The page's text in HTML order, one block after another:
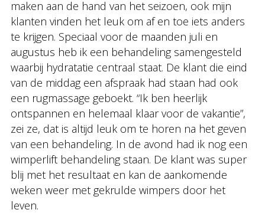
maken aan de hand van het seizoen, ook mijn
klanten vinden het leuk om af en toe iets anders
te krijgen. Speciaal voor de maanden juli en
augustus heb ik een behandeling samengesteld
waarbij hydratatie centraal staat. De klant die eind
van de middag een afspraak had staan had ook
een rugmassage geboekt. “Ik ben heerlijk
ontspannen en helemaal klaar voor de vakantie”,
zei ze, dat is altijd leuk om te horen na het geven
van een behandeling. In de avond had ik nog een
wimperlift behandeling staan. De klant was super
blij met het resultaat en kan de aankomende
weken weer met gekrulde wimpers door het
leven.